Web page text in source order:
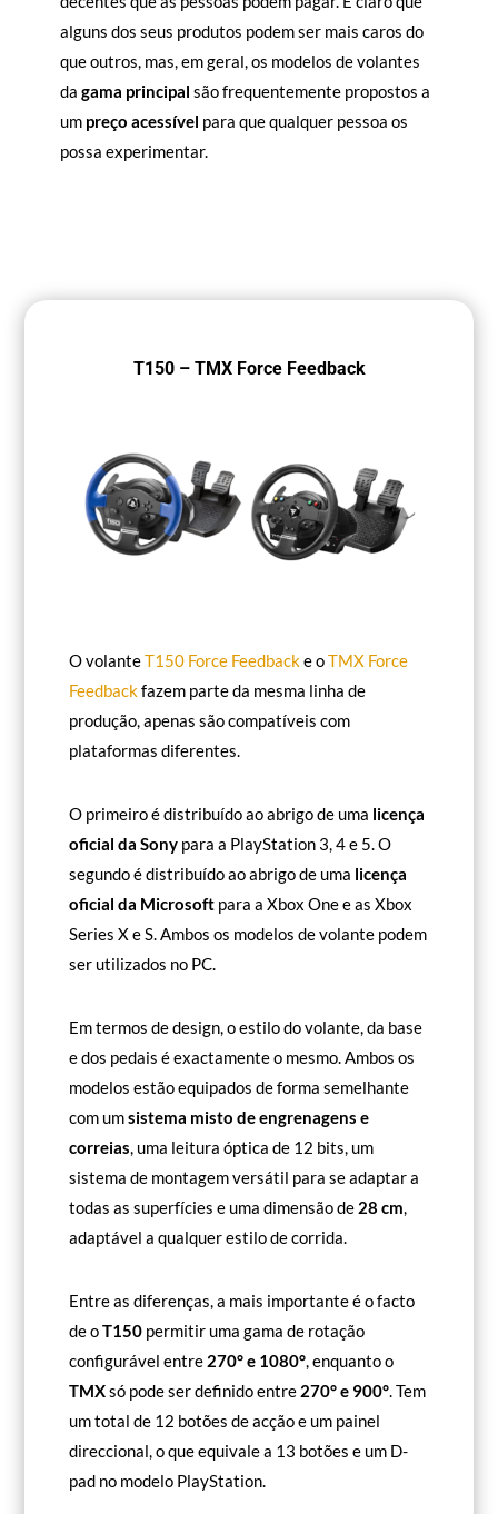
alguns dos seus produtos podem ser mais caros do
que outros, mas, em geral, os modelos de volantes
da gama principal são frequentemente propostos a
umpreço acessível para que qualquer pessoa os
possa experimentar.
T150 – TMX Force Feedback
O volanteT150 Force Feedbacke oTMX Force
Feedbackfazem parte da mesma linha de
produção, apenas são compatíveis com
plataformas diferentes.
O primeiro é distribuído ao abrigo de uma licença
oficial da Sony para a PlayStation 3, 4 e 5. O
segundo é distribuído ao abrigo de uma licença
oficial da Microsoft para a Xbox One e as Xbox
Series X e S. Ambos os modelos de volante podem
ser utilizados no PC.
Em termos de design, o estilo do volante, da base
e dos pedais é exactamente o mesmo. Ambos os
modelos estão equipados de forma semelhante
com umsistema misto de engrenagens e
correias, uma leitura óptica de 12 bits, um
sistema de montagem versátil para se adaptar a
todas as superfícies e uma dimensão de 28 cm,
adaptável a qualquer estilo de corrida.
Entre as diferenças, a mais importante é o facto
de oT150 permitir uma gama de rotação
configurável entre 270° e 1080°, enquanto o
TMXsó pode ser definido entre 270° e 900°. Tem
um total de 12 botões de acção e um painel
direccional, o que equivale a 13 botões e um D-
pad no modelo PlayStation.